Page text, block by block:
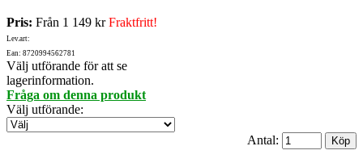
Pris: Från 1 149 krFraktfritt!
Lev.art:
Ean: 8720994562781
Välj utförande för att se
lagerinformation.
Fråga om denna produkt
Välj utförande:
Antal: